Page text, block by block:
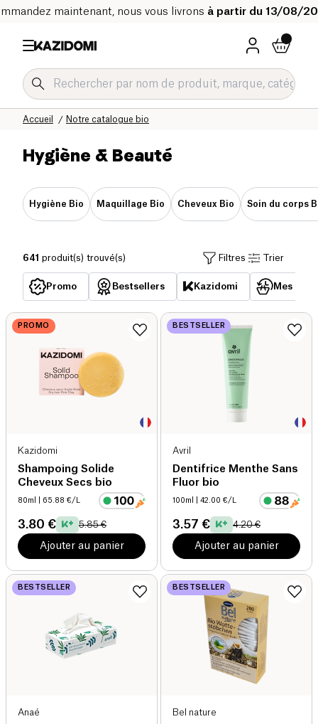
maintenant, nous vous livrons à partir du 13/08/
Notre catalogue bio
Accueil
Hygiène & Beauté
Hygiène Bio Maquillage Bio Cheveux Bio Soin du corps
641 produit(s) trouvé(s) Filtres Trier
Promo Bestsellers Kazidomi Mes
PROMO
Kazidomi
Shampoing Solide
Cheveux Secs bio
80ml | 65.88 €/L
3.80 € 5.85 €
Ajouter au panier
BESTSELLER
Avril
Dentifrice Menthe Sans
Fluor bio
100ml | 42.00 €/L
3.57 € 4.20 €
Ajouter au panier
BESTSELLER
Anaé
BESTSELLER
Bel nature